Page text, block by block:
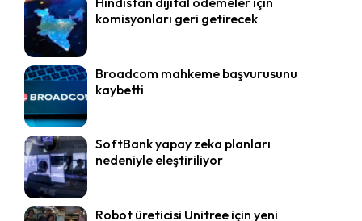
komisyonları geri getirecek
Broadcom mahkeme başvurusunu
kaybetti
SoftBank yapay zeka planları
nedeniyle eleştiriliyor
Robot üreticisi Unitree için yeni